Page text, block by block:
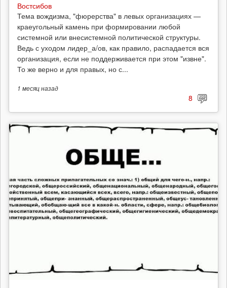
Востсибов
Тема вождизма, "фюрерства" в левых организациях —
краеугольный камень при формировании любой
системной или внесистемной политической структуры.
Ведь с уходом лидер_а/ов, как правило, распадается вся
организация, если не поддерживается при этом "извне".
То же верно и для правых, но с...
1 месяцназад
8